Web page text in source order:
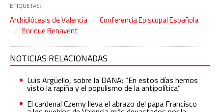
ETIQUETAS:
Archidiócesis de Valencia
Conferencia Episcopal Española
Enrique Benavent
NOTICIAS RELACIONADAS
Luis Argüello, sobre la DANA: “En estos días hemos
visto la rapiña y el populismo de la antipolítica”
El cardenal Czerny lleva el abrazo del papa Francisco